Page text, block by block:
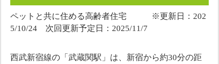
ペットと共に住める高齢者住宅 ※更新日：202
5/10/24 次回更新予定日：2025/11/7
西武新宿線の「武蔵関駅」は、新宿から約30分の距